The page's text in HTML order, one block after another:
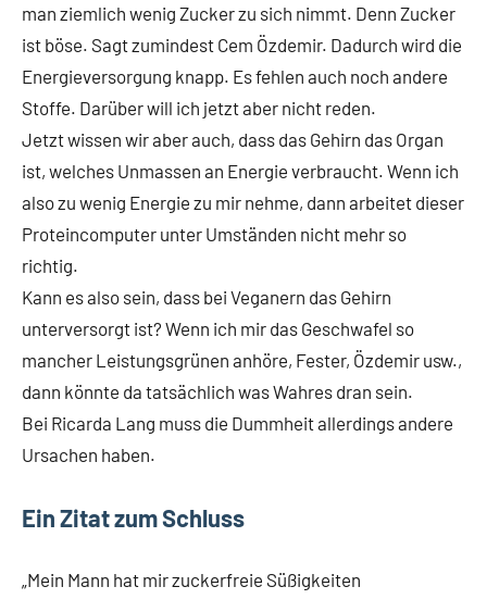
man ziemlich wenig Zucker zu sich nimmt. Denn Zucker
ist böse. Sagt zumindest Cem Özdemir. Dadurch wird die
Energieversorgung knapp. Es fehlen auch noch andere
Stoffe. Darüber will ich jetzt aber nicht reden.
Jetzt wissen wir aber auch, dass das Gehirn das Organ
ist, welches Unmassen an Energie verbraucht. Wenn ich
also zu wenig Energie zu mir nehme, dann arbeitet dieser
Proteincomputer unter Umständen nicht mehr so
richtig.
Kann es also sein, dass bei Veganern das Gehirn
unterversorgt ist? Wenn ich mir das Geschwafel so
mancher Leistungsgrünen anhöre, Fester, Özdemir usw.,
dann könnte da tatsächlich was Wahres dran sein.
Bei Ricarda Lang muss die Dummheit allerdings andere
Ursachen haben.
Ein Zitat zum Schluss
„Mein Mann hat mir zuckerfreie Süßigkeiten